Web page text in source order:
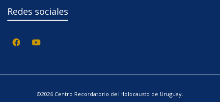
Redes sociales
©2026 Centro Recordatorio del Holocausto de Uruguay.